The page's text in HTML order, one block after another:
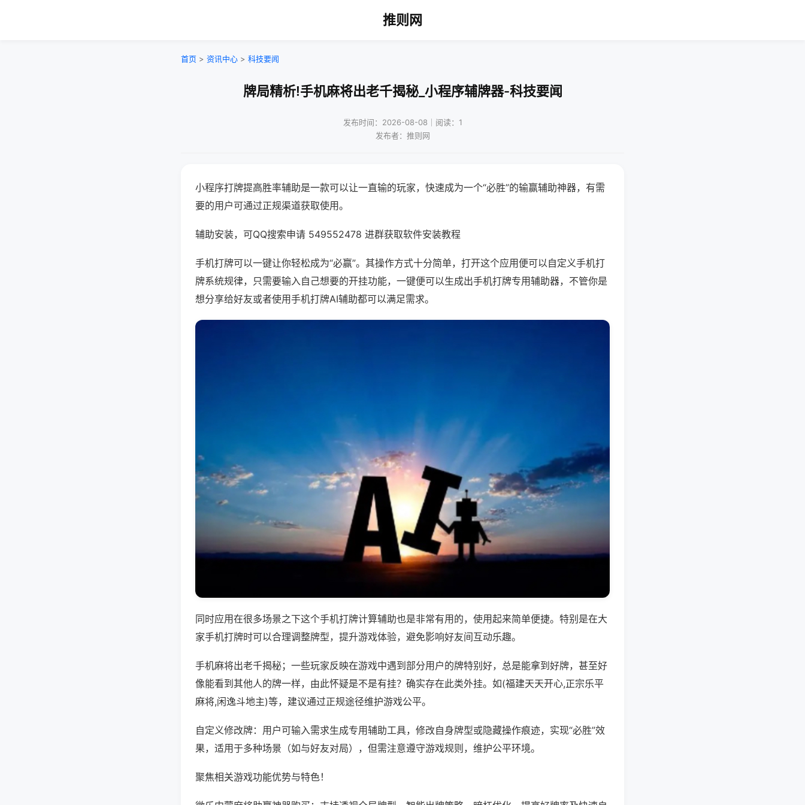
推则网
首页 > 资讯中心 > 科技要闻
牌局精析!手机麻将出老千揭秘_小程序辅牌器-科技要闻
发布时间：2026-08-08｜阅读：1
发布者：推则网
小程序打牌提高胜率辅助是一款可以让一直输的玩家，快速成为一个“必胜”的输赢辅助神器，有需
要的用户可通过正规渠道获取使用。
辅助安装，可QQ搜索申请 549552478 进群获取软件安装教程
手机打牌可以一键让你轻松成为“必赢”。其操作方式十分简单，打开这个应用便可以自定义手机打
牌系统规律，只需要输入自己想要的开挂功能，一键便可以生成出手机打牌专用辅助器，不管你是
想分享给好友或者使用手机打牌AI辅助都可以满足需求。
同时应用在很多场景之下这个手机打牌计算辅助也是非常有用的，使用起来简单便捷。特别是在大
家手机打牌时可以合理调整牌型，提升游戏体验，避免影响好友间互动乐趣。
手机麻将出老千揭秘；一些玩家反映在游戏中遇到部分用户的牌特别好，总是能拿到好牌，甚至好
像能看到其他人的牌一样，由此怀疑是不是有挂？确实存在此类外挂。如(福建天天开心,正宗乐平
麻将,闲逸斗地主)等，建议通过正规途径维护游戏公平。
自定义修改牌：用户可输入需求生成专用辅助工具，修改自身牌型或隐藏操作痕迹，实现“必胜”效
果，适用于多种场景（如与好友对局），但需注意遵守游戏规则，维护公平环境。
聚焦相关游戏功能优势与特色！